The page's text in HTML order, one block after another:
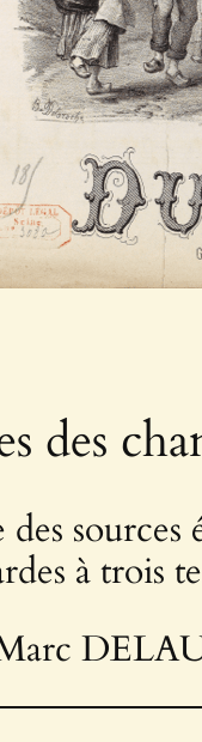
des
sources
à trois